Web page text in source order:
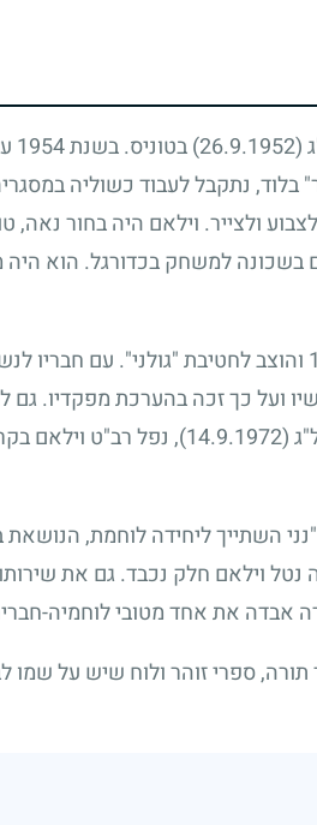
(26.9.1952) בטוניס. בשנת1954
בלוד, נתקבל לעבוד כשוליה
ולצייר. וילאם היה בחור
למשחק בכדורגל. הוא היה
והוצב לחטיבת "גולני". עם חבריו
ועל כך זכה בהערכת מפקדיו.
(14.9.1972)
, נפל רב"ט וילאם
השתייך ליחידה לוחמת, הנושאת
וילאם חלק נכבד. גם את
אבדה את אחד מטובי לוחמיה-
ספרי זוהר ולוח שיש על שמו